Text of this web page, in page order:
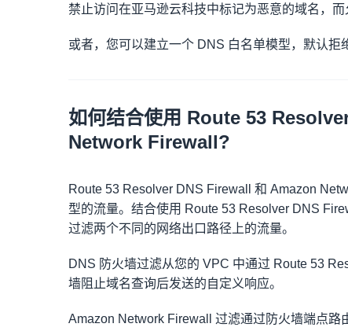
禁止访问在亚马逊云科技中标记为恶意的域名，而
或者，您可以建立一个 DNS 白名单模型，默认拒
如何结合使用 Route 53
Network Firewall?
Route 53 Resolver DNS Firewall 和 Amazon
型的流量。结合使用 Route 53 Resolver DNS
过滤两个不同的网络出口路径上的流量。
DNS 防火墙过滤从您的 VPC 中通过 Route 53
墙阻止域名查询后发送的自定义响应。
Amazon Network Firewall 过滤通过防火墙端点